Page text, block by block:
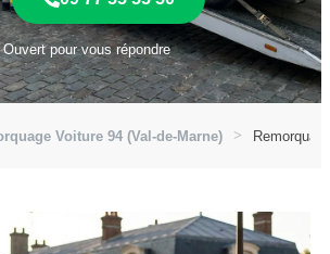
Ouvert pour vous répondre
Voiture 94 (Val-de-Marne)